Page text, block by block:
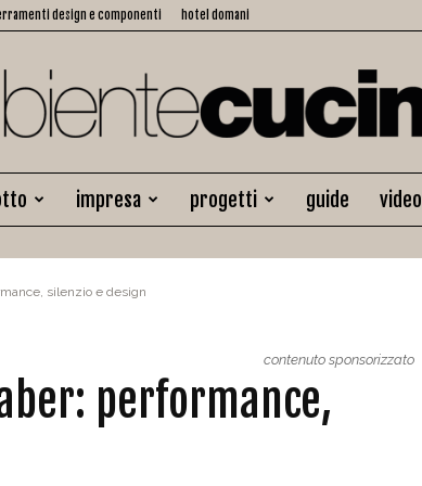
design e componenti hotel domani
Ambiente
impresa progetti guide video
silenzio e design
contenuto sponsorizzato
performance,